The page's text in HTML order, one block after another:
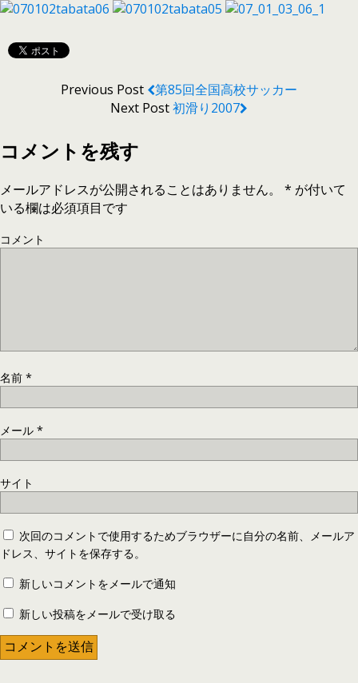
Previous Post
第85回全国高校サッカー
Next Post初滑り2007
コメントを残す
メールアドレスが公開されることはありません。 * が付いて
いる欄は必須項目です
コメント
名前 *
メール *
サイト
次回のコメントで使用するためブラウザーに自分の名前、メールア
ドレス、サイトを保存する。
新しいコメントをメールで通知
新しい投稿をメールで受け取る